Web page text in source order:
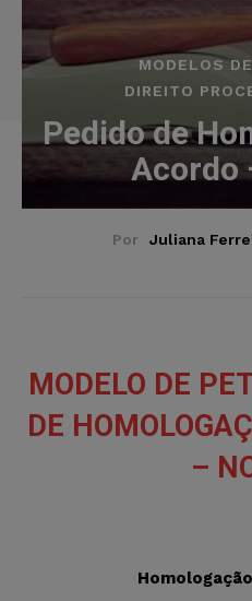
MODELOS
DIREITO
Pedido de
Acordo
Por Juliana
MODELO DE
DE
–
Homologação